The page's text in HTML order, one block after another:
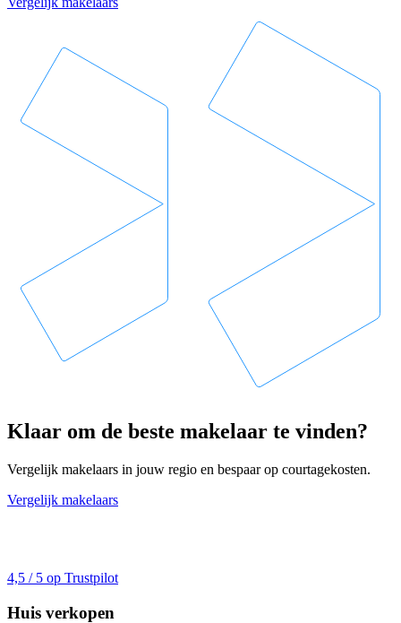
Klaar om de beste makelaar te vinden?
Vergelijk makelaars in jouw regio en bespaar op courtagekosten.
Vergelijk makelaars
4,5 / 5 op Trustpilot
Huis verkopen